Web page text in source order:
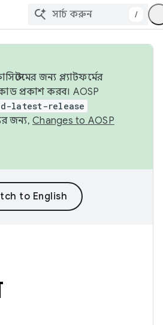
/
জন্য প্ল্যাটফর্মের
প্রকাশ করব। AOSP
latest-release
জন্য, Changes to AOSP